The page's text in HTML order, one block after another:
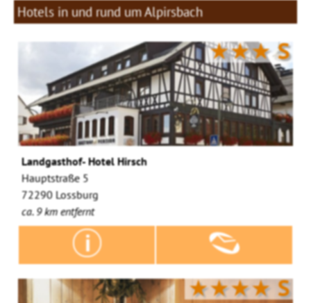
Hotels in und rund um Alpirsbach
★★★S
Landgasthof- Hotel Hirsch
Hauptstraße 5
72290 Lossburg
ca. 9 km entfernt
★★★★S